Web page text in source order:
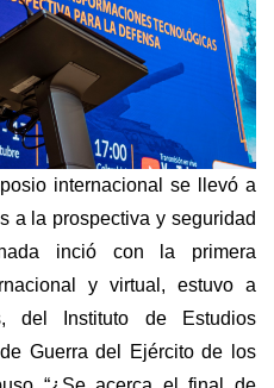
internacional se llevó a
a la prospectiva y seguridad
inció con la primera
y virtual, estuvo a
del Instituto de Estudios
Guerra del Ejército de los